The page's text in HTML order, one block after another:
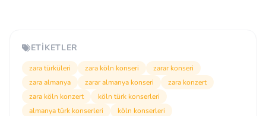
ETIKETLER
zara türküleri zara köln konseri
zarar konseri
zara almanya
zarar almanya konseri
zara konzert
zara köln konzert
köln türk konserleri
almanya türk konserleri
köln konserleri